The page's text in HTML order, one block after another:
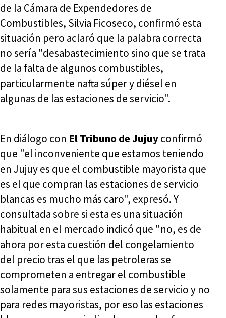
de la Cámara de Expendedores de
Combustibles, Silvia Ficoseco, confirmó esta
situación pero aclaró que la palabra correcta
no sería "desabastecimiento sino que se trata
de la falta de algunos combustibles,
particularmente nafta súper y diésel en
algunas de las estaciones de servicio".
En diálogo con El Tribuno de Jujuyconfirmó
que "el inconveniente que estamos teniendo
en Jujuy es que el combustible mayorista que
es el que compran las estaciones de servicio
blancas es mucho más caro", expresó. Y
consultada sobre si esta es una situación
habitual en el mercado indicó que "no, es de
ahora por esta cuestión del congelamiento
del precio tras el que las petroleras se
comprometen a entregar el combustible
solamente para sus estaciones de servicio y no
para redes mayoristas, por eso las estaciones